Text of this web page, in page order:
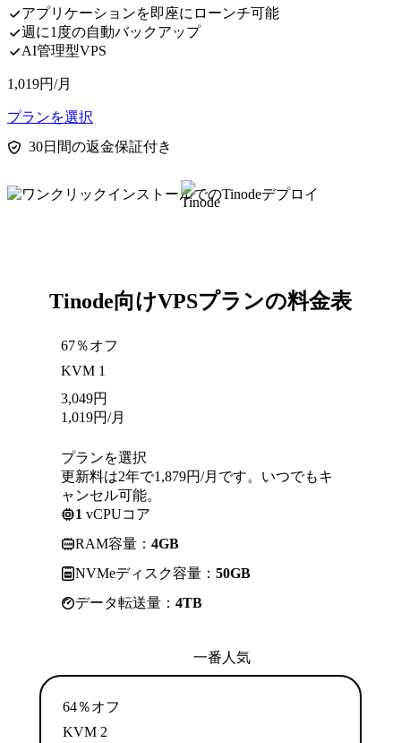
アプリケーションを即座にローンチ可能
週に1度の自動バックアップ
AI管理型VPS
1,019円/月
プランを選択
30日間の返金保証付き
Tinode向けVPSプランの料金表
67％オフ
KVM 1
3,049円
1,019円/月
プランを選択
更新料は2年で1,879円/月です。いつでもキ
ャンセル可能。
1 vCPUコア
RAM容量： 4GB
NVMeディスク容量： 50GB
データ転送量： 4TB
一番人気
64％オフ
KVM 2